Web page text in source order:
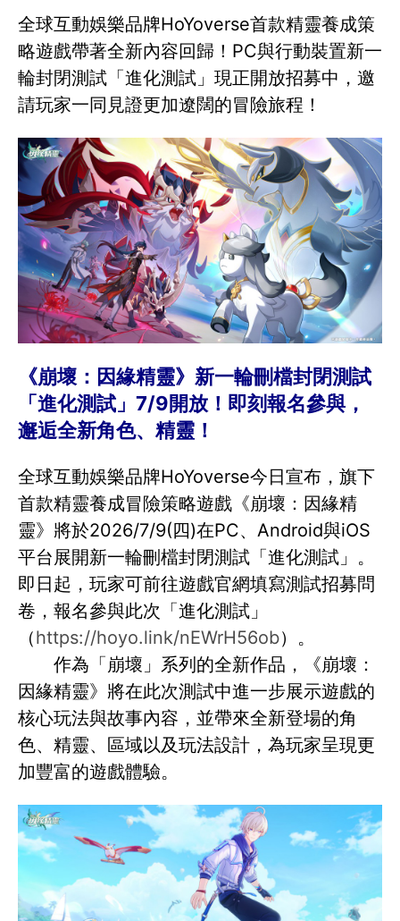
全球互動娛樂品牌HoYoverse首款精靈養成策
略遊戲帶著全新內容回歸！PC與行動裝置新一
輪封閉測試「進化測試」現正開放招募中，邀
請玩家一同見證更加遼闊的冒險旅程！
《崩壞：因緣精靈》新一輪刪檔封閉測試
「進化測試」7/9開放！即刻報名參與，
邂逅全新角色、精靈！
全球互動娛樂品牌HoYoverse今日宣布，旗下
首款精靈養成冒險策略遊戲《崩壞：因緣精
靈》將於2026/7/9(四)在PC、Android與iOS
平台展開新一輪刪檔封閉測試「進化測試」。
即日起，玩家可前往遊戲官網填寫測試招募問
卷，報名參與此次「進化測試」
（https://hoyo.link/nEWrH56ob）。
作為「崩壞」系列的全新作品，《崩壞：
因緣精靈》將在此次測試中進一步展示遊戲的
核心玩法與故事內容，並帶來全新登場的角
色、精靈、區域以及玩法設計，為玩家呈現更
加豐富的遊戲體驗。